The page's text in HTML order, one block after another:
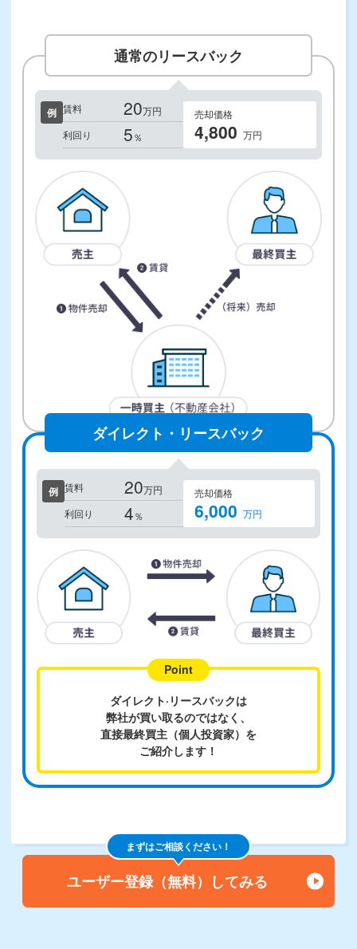
通常のリースバック
例 賃料 20万円
利回り
5％
売却価格
4,800 万円
ダイレクト・リースバック
例 賃料 20万円
利回り
4％
売却価格
6,000 万円
Point
ダイレクト·リースバックは
弊社が買い取るのではなく、
直接最終買主（個人投資家）を
ご紹介します！
ユーザー登録（無料）してみる
まずはご相談ください！